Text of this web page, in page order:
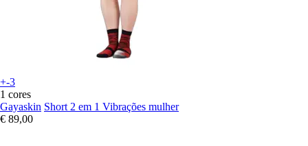
+-3
1 cores
Gayaskin Short 2 em 1 Vibrações mulher
€ 89,00